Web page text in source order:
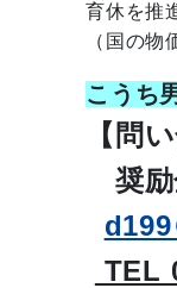
育休を推
（国の
こうち
【問
奨励
TEL